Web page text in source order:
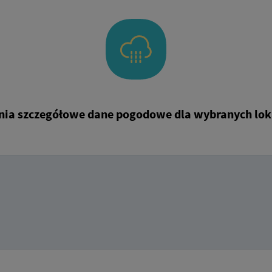
szczegółowe dane pogodowe dla wybranych